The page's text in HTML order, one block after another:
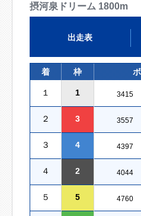
摂河泉ドリーム 1800m
出走表
着 枠
１ 1 3415
２ 3 3557
３ 4 4397
４ 2 4044
５ 5 4760